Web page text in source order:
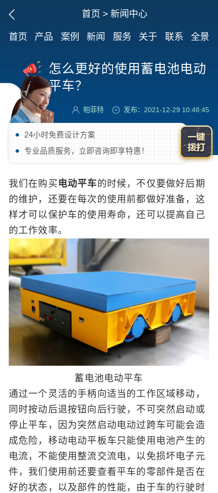
首页 >新闻中心
首页 产品 案例 新闻 服务 关于 联系 全景
怎么更好的使用蓄电池电动
平车？
帕菲特 发布：2021-12-29 10:48:45
24小时免费设计方案
专业品质服务，立即咨询即享特惠！
我们在购买电动平车的时候，不仅要做好后期
的维护，还要在每次的使用前都做好准备，这
样才可以保护车的使用寿命，还可以提高自己
的工作效率。
蓄电池电动平车
通过一个灵活的手柄向适当的工作区域移动，
同时按动后退按钮向后行驶，不可突然启动或
停止平车，因为突然启动电动过跨车可能会造
成危险，移动电动平板车只能使用电池产生的
电流，不能使用整流交流电，以免损坏电子元
件，我们使用前还要查看平车的零部件是否在
好的状态，以及部件的性能，由于车的行驶时